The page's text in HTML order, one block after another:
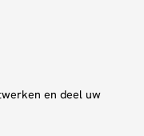
en deel uw